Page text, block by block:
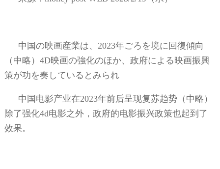
中国の映画産業は、 2023年ごろを境に回復傾向
（中略） 4D映画の強化のほか、政府による映画振興
策が功を奏しているとみられ
中国电影产业在2023年前后呈现复苏趋势（中略）
除了强化4d电影之外，政府的电影振兴政策也起到了
效果。